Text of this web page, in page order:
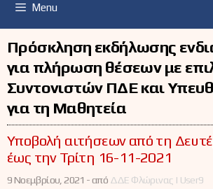
Menu
Πρόσκληση εκδήλωσης
για πλήρωση θέσεων με
Συντονιστών ΠΔΕ και
για τη Μαθητεία
Υποβολή αιτήσεων από τη
έως την Τρίτη 16-11-2021
9 Νοεμβρίου, 2021 -από ΔΔΕ Φλώρινας | User9